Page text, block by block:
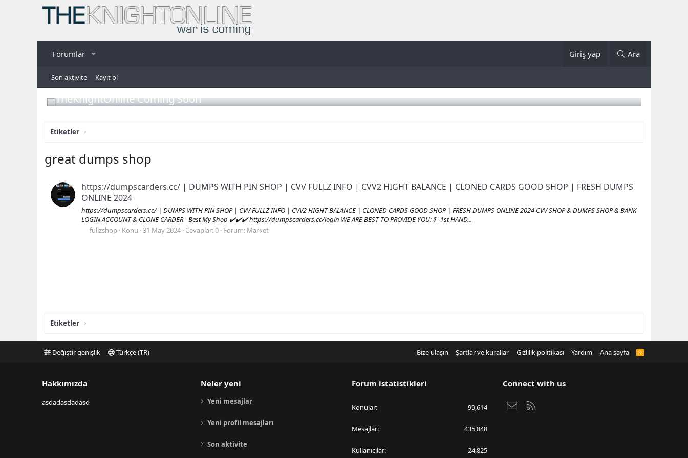
Forumlar Giriş yap Ara
Son aktivite Kayıt ol
TheKnightOnline Coming Soon
Etiketler
great dumps shop
https://dumpscarders.cc/ | DUMPS WITH PIN SHOP | CVV FULLZ INFO | CVV2 HIGHT BALANCE | CLONED CARDS GOOD SHOP | FRESH DUMPS
ONLINE 2024
https://dumpscarders.cc/ | DUMPS WITH PIN SHOP | CVV FULLZ INFO | CVV2 HIGHT BALANCE | CLONED CARDS GOOD SHOP | FRESH DUMPS ONLINE 2024 CVV SHOP & DUMPS SHOP & BANK
LOGIN ACCOUNT & CLONE CARDER - Best My Shop ✔️✔️✔️ https://dumpscarders.cc/login WE ARE BEST TO PROVIDE YOU: $- 1st HAND...
fullzshop Konu 31 May 2024 Cevaplar: 0 Forum: Market
Etiketler
Değiştir genişlik Türkçe (TR) Bize ulaşın Şartlar ve kurallar Gizlilik politikası Yardım Ana sayfa
R
Hakkımızda
asdadasdadasd
Neler yeni
Yeni mesajlar
Yeni profil mesajları
Son aktivite
Forum istatistikleri
Konular 99,614
Mesajlar 435,848
Kullanıcılar 24,825
Connect with us
Bize ulaşın